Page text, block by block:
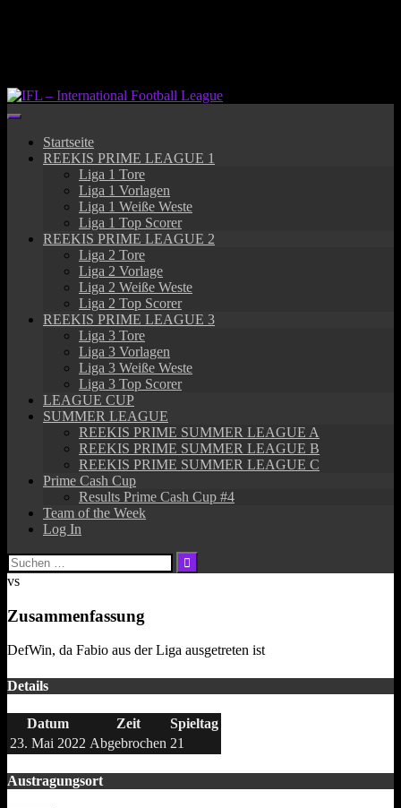
Startseite
REEKIS PRIME LEAGUE 1
Liga 1 Tore
Liga 1 Vorlagen
Liga 1 Weiße Weste
Liga 1 Top Scorer
REEKIS PRIME LEAGUE 2
Liga 2 Tore
Liga 2 Vorlage
Liga 2 Weiße Weste
Liga 2 Top Scorer
REEKIS PRIME LEAGUE 3
Liga 3 Tore
Liga 3 Vorlagen
Liga 3 Weiße Weste
Liga 3 Top Scorer
LEAGUE CUP
SUMMER LEAGUE
REEKIS PRIME SUMMER LEAGUE A
REEKIS PRIME SUMMER LEAGUE B
REEKIS PRIME SUMMER LEAGUE C
Prime Cash Cup
Results Prime Cash Cup #4
Team of the Week
Log In
Suchen
nach:
vs
Zusammenfassung
DefWin, da Fabio aus der Liga ausgetreten ist
Details
Datum Zeit
Spieltag
23. Mai 2022 Abgebrochen 21
Austragungsort